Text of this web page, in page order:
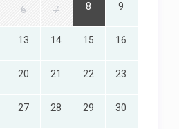
6 7 8 9
13 14 15 16
20 21 22 23
27 28 29 30